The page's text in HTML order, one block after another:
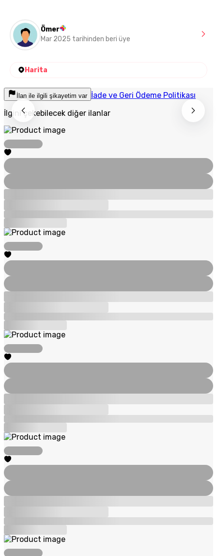
Ömer
Mar 2025 tarihinden beri üye
Harita
İlan ile ilgili şikayetim var İade ve Geri Ödeme Politikası
İlgini çekebilecek diğer ilanlar